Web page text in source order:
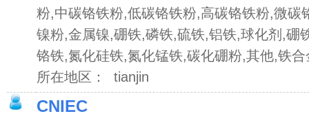
粉,中碳铬铁粉,低碳铬铁粉,高碳铬铁粉,微碳
镍粉,金属镍,硼铁,磷铁,硫铁,铝铁,球化剂,硼
铬铁,氮化硅铁,氮化锰铁,碳化硼粉,其他,铁合
所在地区： tianjin
CNIEC